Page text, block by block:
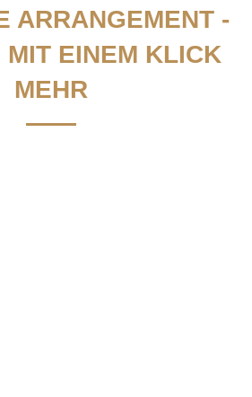
ARRANGEMENT -
MIT EINEM KLICK
MEHR